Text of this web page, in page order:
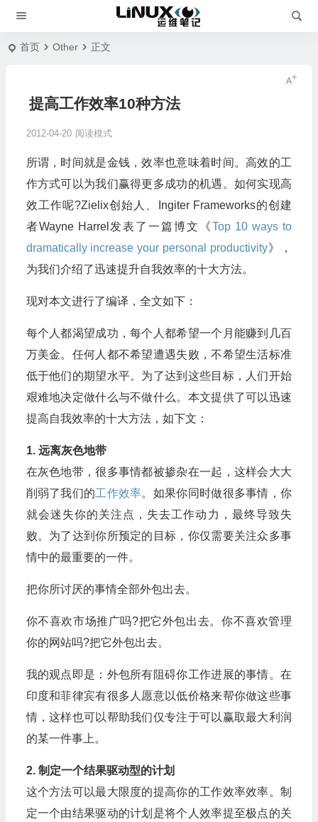
首页 Other 正文
提高工作效率10种方法
2012-04-20 阅读模式
所谓，时间就是金钱，效率也意味着时间。高效的工
作方式可以为我们赢得更多成功的机遇。如何实现高
效工作呢?Zielix创始人、Ingiter Frameworks的创建
者Wayne Harrel发表了一篇博文《Top 10 ways to
dramatically increase your personal productivity》，
为我们介绍了迅速提升自我效率的十大方法。
现对本文进行了编译，全文如下：
每个人都渴望成功，每个人都希望一个月能赚到几百
万美金。任何人都不希望遭遇失败，不希望生活标准
低于他们的期望水平。为了达到这些目标，人们开始
艰难地决定做什么与不做什么。本文提供了可以迅速
提高自我效率的十大方法，如下文：
1. 远离灰色地带
在灰色地带，很多事情都被掺杂在一起，这样会大大
削弱了我们的工作效率。如果你同时做很多事情，你
就会迷失你的关注点，失去工作动力，最终导致失
败。为了达到你所预定的目标，你仅需要关注众多事
情中的最重要的一件。
把你所讨厌的事情全部外包出去。
你不喜欢市场推广吗?把它外包出去。你不喜欢管理
你的网站吗?把它外包出去。
我的观点即是：外包所有阻碍你工作进展的事情。在
印度和菲律宾有很多人愿意以低价格来帮你做这些事
情，这样也可以帮助我们仅专注于可以赢取最大利润
的某一件事上。
2. 制定一个结果驱动型的计划
这个方法可以最大限度的提高你的工作效率效率。制
定一个由结果驱动的计划是将个人效率提至极点的关